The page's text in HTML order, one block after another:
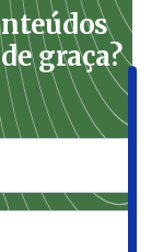
graça?